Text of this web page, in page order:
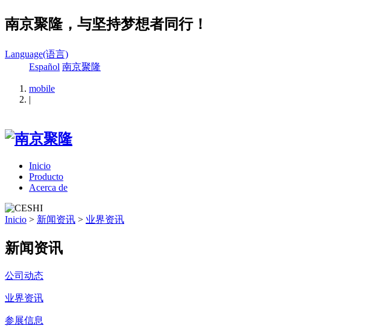
南京聚隆，与坚持梦想者同行！
Language(语言)
Español 南京聚隆
mobile
|
Inicio
Producto
Acerca de
Inicio > 新闻资讯 > 业界资讯
新闻资讯
公司动态
业界资讯
参展信息